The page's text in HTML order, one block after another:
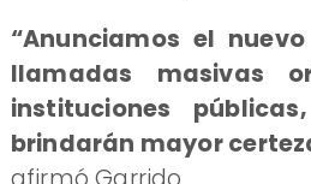
“Anunciamos el
llamadas masivas
instituciones
brindarán mayor